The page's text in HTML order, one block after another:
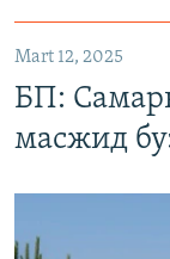
Mart 12, 2025
БП:
масжид